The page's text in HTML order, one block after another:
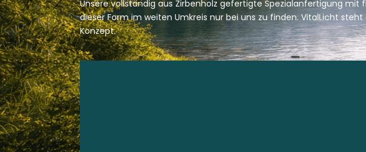
Unsere vollständig aus Zirbenholz gefertigte Spezialanfertigung
dieser Form im weiten Umkreis nur bei uns zu finden. VitalLicht
Konzept.